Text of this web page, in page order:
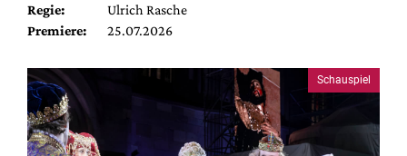
Regie:
Ulrich Rasche
Premiere:
25.07.2026
Schauspiel